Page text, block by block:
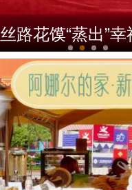
丝路花馍“蒸出”